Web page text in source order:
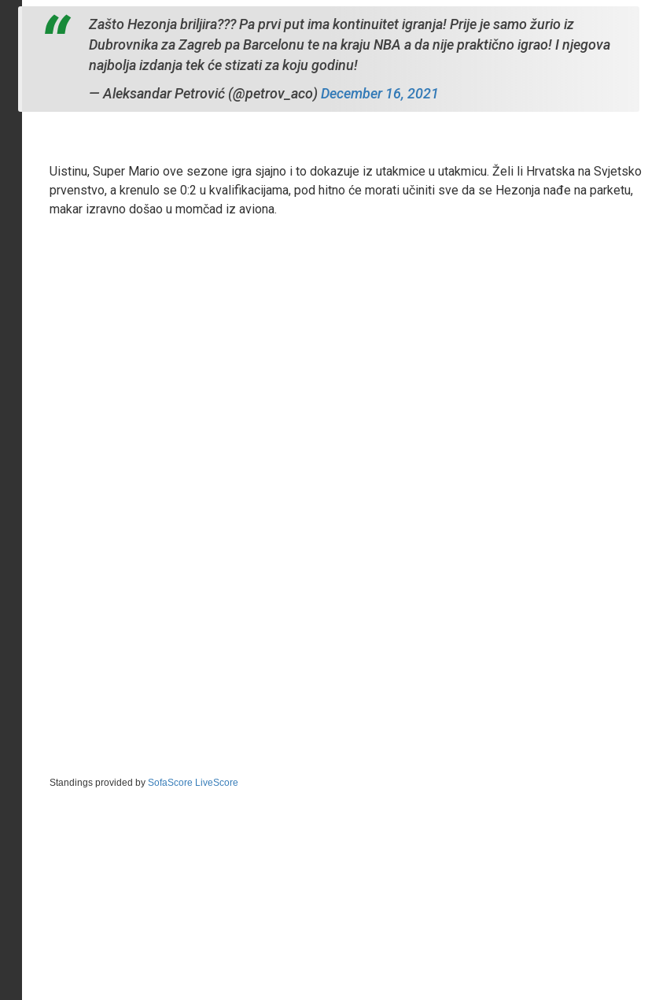
Zašto Hezonja briljira??? Pa prvi put ima kontinuitet igranja! Prije je samo žurio iz
Dubrovnika za Zagreb pa Barcelonu te na kraju NBA a da nije praktično igrao! I njegova
najbolja izdanja tek će stizati za koju godinu!
— Aleksandar Petrović (@petrov_aco)December 16, 2021
Uistinu, Super Mario ove sezone igra sjajno i to dokazuje iz utakmice u utakmicu. Želi li Hrvatska na Svjetsko
prvenstvo, a krenulo se 0:2 u kvalifikacijama, pod hitno će morati učiniti sve da se Hezonja nađe na parketu,
makar izravno došao u momčad iz aviona.
Standings provided bySofaScore LiveScore